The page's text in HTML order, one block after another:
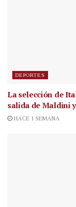
DEPORTES
La selección de
salida de Maldini
HACE 1 SEMANA